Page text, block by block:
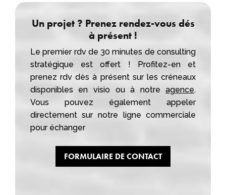
Un projet ? Prenez rendez-vous dés
à présent !
Le premier rdv de 30 minutes de consulting
stratégique est offert ! Profitez-en et
prenez rdv dès à présent sur les créneaux
disponibles en visio ou à notreagence.
Vous pouvez également appeler
directement sur notre ligne commerciale
pour échanger
FORMULAIRE DE CONTACT